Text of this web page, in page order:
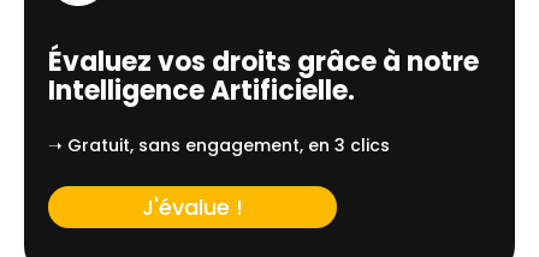
Évaluez vos droits grâce à notre
Intelligence Artificielle.
➝ Gratuit, sans engagement, en 3 clics
J'évalue !